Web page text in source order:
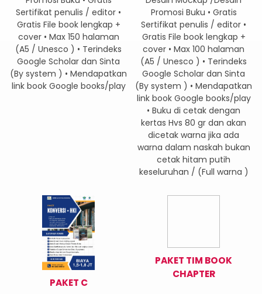
Sertifikat penulis / editor •
Gratis File book lengkap +
cover • Max 150 halaman
(A5 / Unesco ) • Terindeks
Google Scholar dan Sinta
(By system ) • Mendapatkan
link book Google books/play
Promosi Buku • Gratis
Sertifikat penulis / editor •
Gratis File book lengkap +
cover • Max 100 halaman
(A5 / Unesco ) • Terindeks
Google Scholar dan Sinta
(By system ) • Mendapatkan
link book Google books/play
• Buku di cetak dengan
kertas Hvs 80 gr dan akan
dicetak warna jika ada
warna dalam naskah bukan
cetak hitam putih
keseluruhan / (Full warna )
PAKET C
PAKET TIM BOOK
CHAPTER